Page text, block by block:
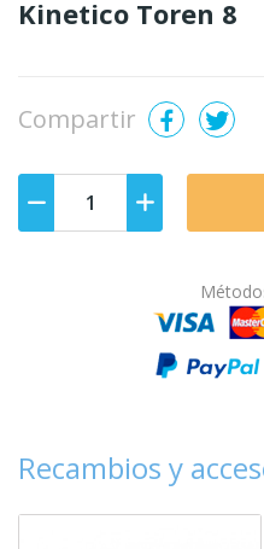
Kinetico Toren 8
Compartir
Recambios y